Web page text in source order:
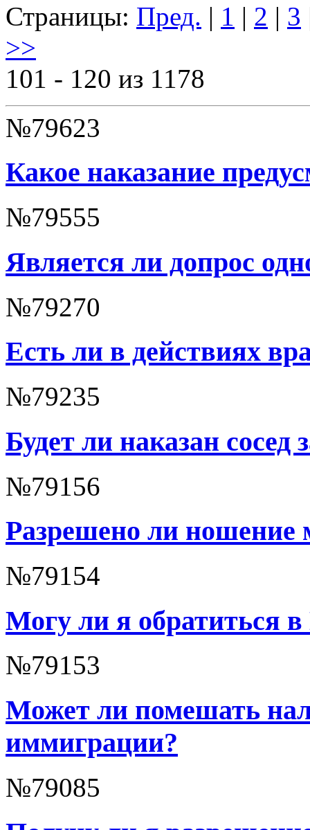
Страницы: Пред. | 1 | 2 | 3
>>
101 - 120 из 1178
№79623
Какое наказание
№79555
Является ли допрос
№79270
Есть ли в действиях
№79235
Будет ли наказан
№79156
Разрешено ли ношение
№79154
Могу ли я обратиться
№79153
Может ли помешать
иммиграции?
№79085